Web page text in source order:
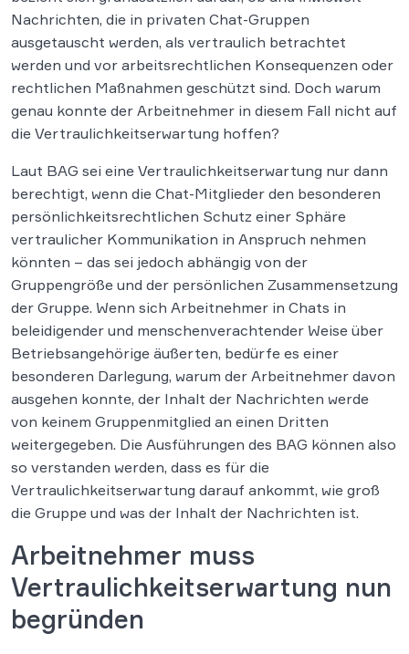
Nachrichten, die in privaten Chat-Gruppen
ausgetauscht werden, als vertraulich betrachtet
werden und vor arbeitsrechtlichen Konsequenzen oder
rechtlichen Maßnahmen geschützt sind. Doch warum
genau konnte der Arbeitnehmer in diesem Fall nicht auf
die Vertraulichkeitserwartung hoffen?
Laut BAG sei eine Vertraulichkeitserwartung nur dann
berechtigt, wenn die Chat-Mitglieder den besonderen
persönlichkeitsrechtlichen Schutz einer Sphäre
vertraulicher Kommunikation in Anspruch nehmen
könnten – das sei jedoch abhängig von der
Gruppengröße und der persönlichen Zusammensetzung
der Gruppe. Wenn sich Arbeitnehmer in Chats in
beleidigender und menschenverachtender Weise über
Betriebsangehörige äußerten, bedürfe es einer
besonderen Darlegung, warum der Arbeitnehmer davon
ausgehen konnte, der Inhalt der Nachrichten werde
von keinem Gruppenmitglied an einen Dritten
weitergegeben. Die Ausführungen des BAG können also
so verstanden werden, dass es für die
Vertraulichkeitserwartung darauf ankommt, wie groß
die Gruppe und was der Inhalt der Nachrichten ist.
Arbeitnehmer muss
Vertraulichkeitserwartung nun
begründen